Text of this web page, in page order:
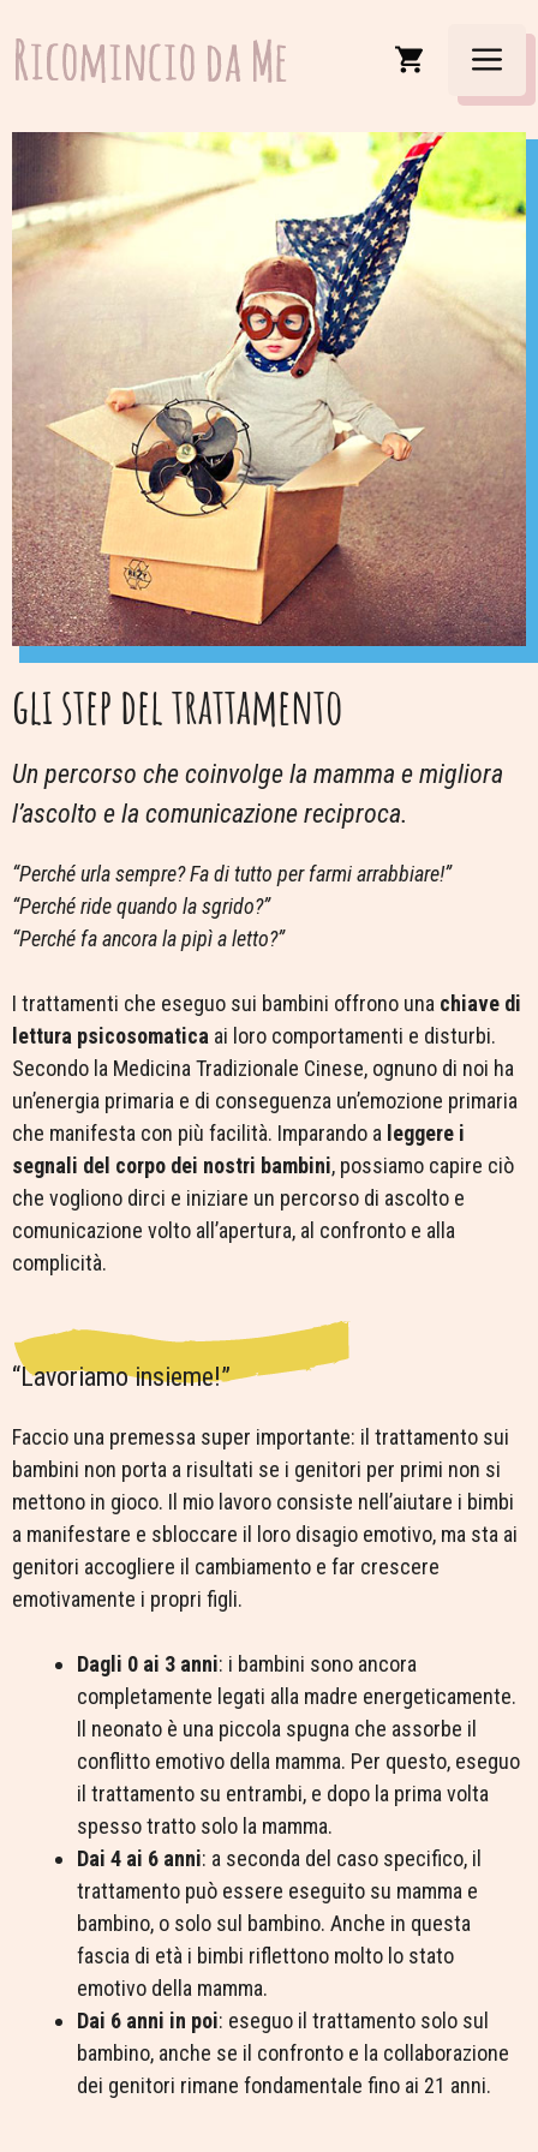
gli step del trattamento
Un percorso che coinvolge la mamma e migliora
l’ascolto e la comunicazione reciproca.
“Perché urla sempre? Fa di tutto per farmi arrabbiare!”
“Perché ride quando la sgrido?”
“Perché fa ancora la pipì a letto?”
I trattamenti che eseguo sui bambini offrono una chiave di
lettura psicosomatica ai loro comportamenti e disturbi.
Secondo la Medicina Tradizionale Cinese, ognuno di noi ha
un’energia primaria e di conseguenza un’emozione primaria
che manifesta con più facilità. Imparando a leggere i
segnali del corpo dei nostri bambini, possiamo capire ciò
che vogliono dirci e iniziare un percorso di ascolto e
comunicazione volto all’apertura, al confronto e alla
complicità.
“Lavoriamo insieme!”
Faccio una premessa super importante: il trattamento sui
bambini non porta a risultati se i genitori per primi non si
mettono in gioco. Il mio lavoro consiste nell’aiutare i bimbi
a manifestare e sbloccare il loro disagio emotivo, ma sta ai
genitori accogliere il cambiamento e far crescere
emotivamente i propri figli.
Dagli 0 ai 3 anni: i bambini sono ancora
completamente legati alla madre energeticamente.
Il neonato è una piccola spugna che assorbe il
conflitto emotivo della mamma. Per questo, eseguo
il trattamento su entrambi, e dopo la prima volta
spesso tratto solo la mamma.
Dai 4 ai 6 anni: a seconda del caso specifico, il
trattamento può essere eseguito su mamma e
bambino, o solo sul bambino. Anche in questa
fascia di età i bimbi riflettono molto lo stato
emotivo della mamma.
Dai 6 anni in poi: eseguo il trattamento solo sul
bambino, anche se il confronto e la collaborazione
dei genitori rimane fondamentale fino ai 21 anni.